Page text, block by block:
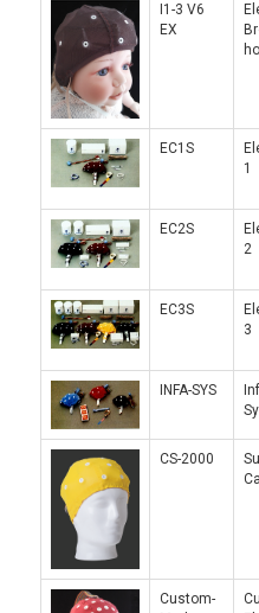
I1-3 V6
EX
EC1S
1
EC2S
2
EC3S
3
INFA-SYS
CS-2000
Custom-